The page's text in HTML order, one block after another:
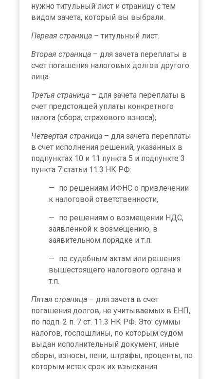
нужно титульный лист и страницу с тем
видом зачета, который вы выбрали.
Первая страница – титульный лист.
Вторая страница – для зачета переплаты в
счет погашения налоговых долгов другого
лица.
Третья страница – для зачета переплаты в
счет предстоящей уплаты конкретного
налога (сбора, страхового взноса);
Четвертая страница – для зачета переплаты
в счет исполнения решений, указанных в
подпунктах 10 и 11 пункта 5 и подпункте 3
пункта 7 статьи 11.3 НК РФ:
по решениям ИФНС о привлечении
к налоговой ответственности,
по решениям о возмещении НДС,
заявленной к возмещению, в
заявительном порядке и т.п.
по судебным актам или решения
вышестоящего налогового органа и
т.п.
Пятая страница – для зачета в счет
погашения долгов, не учитываемых в ЕНП,
по подп. 2 п. 7 ст. 11.3 НК РФ. Это: суммы
налогов, госпошлины, по которым судом
выдан исполнительный документ, иные
сборы, взносы, пени, штрафы, проценты, по
которым истек срок их взыскания.